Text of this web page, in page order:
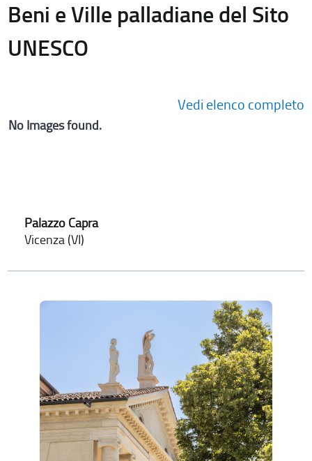
Beni e Ville palladiane del Sito
UNESCO
Vedi elenco completo
No Images found.
Palazzo Capra
Vicenza (VI)